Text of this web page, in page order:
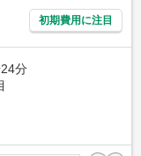
初期費用に注目
分